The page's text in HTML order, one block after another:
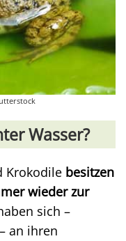
Wasser?
Krokodile besitzen
wieder zur
sich –
an ihren